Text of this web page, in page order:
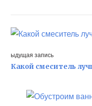
ыдущая запись
Какой смеситель